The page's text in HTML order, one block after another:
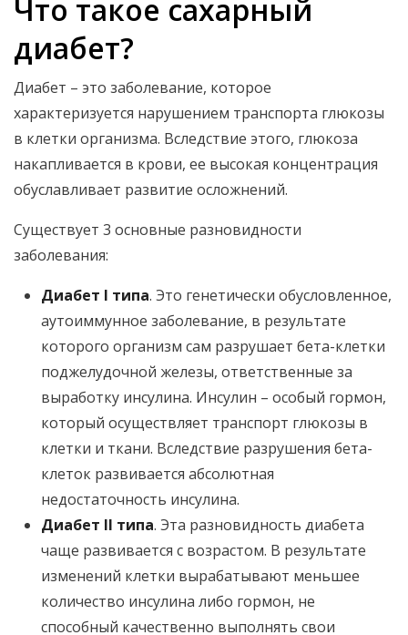
Что такое сахарный
диабет?
Диабет – это заболевание, которое
характеризуется нарушением транспорта глюкозы
в клетки организма. Вследствие этого, глюкоза
накапливается в крови, ее высокая концентрация
обуславливает развитие осложнений.
Существует 3 основные разновидности
заболевания:
Диабет I типа. Это генетически обусловленное,
аутоиммунное заболевание, в результате
которого организм сам разрушает бета-клетки
поджелудочной железы, ответственные за
выработку инсулина. Инсулин – особый гормон,
который осуществляет транспорт глюкозы в
клетки и ткани. Вследствие разрушения бета-
клеток развивается абсолютная
недостаточность инсулина.
Диабет II типа. Эта разновидность диабета
чаще развивается с возрастом. В результате
изменений клетки вырабатывают меньшее
количество инсулина либо гормон, не
способный качественно выполнять свои